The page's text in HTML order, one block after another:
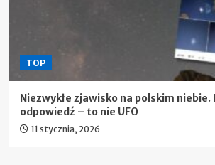
TOP
Niezwykłe zjawisko na polskim niebie.
odpowiedź – to nie UFO
11 stycznia, 2026